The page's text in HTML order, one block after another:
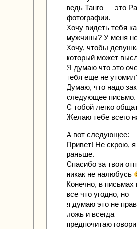
ведь Танго — это
фотографии.
Хочу видеть тебя
мужчины? У меня
Хочу, чтобы
который может
Я думаю что это
тебя еще не
Думаю, что надо
следующее письмо.
С тобой легко
Желаю тебе всего
А вот следующее:
Привет! Не скрою, я
раньше.
Спасибо за твои
никак не налюбусь
Конечно, в письмах
все что угодно, но
я думаю это не
ложь и всегда
предпочитаю